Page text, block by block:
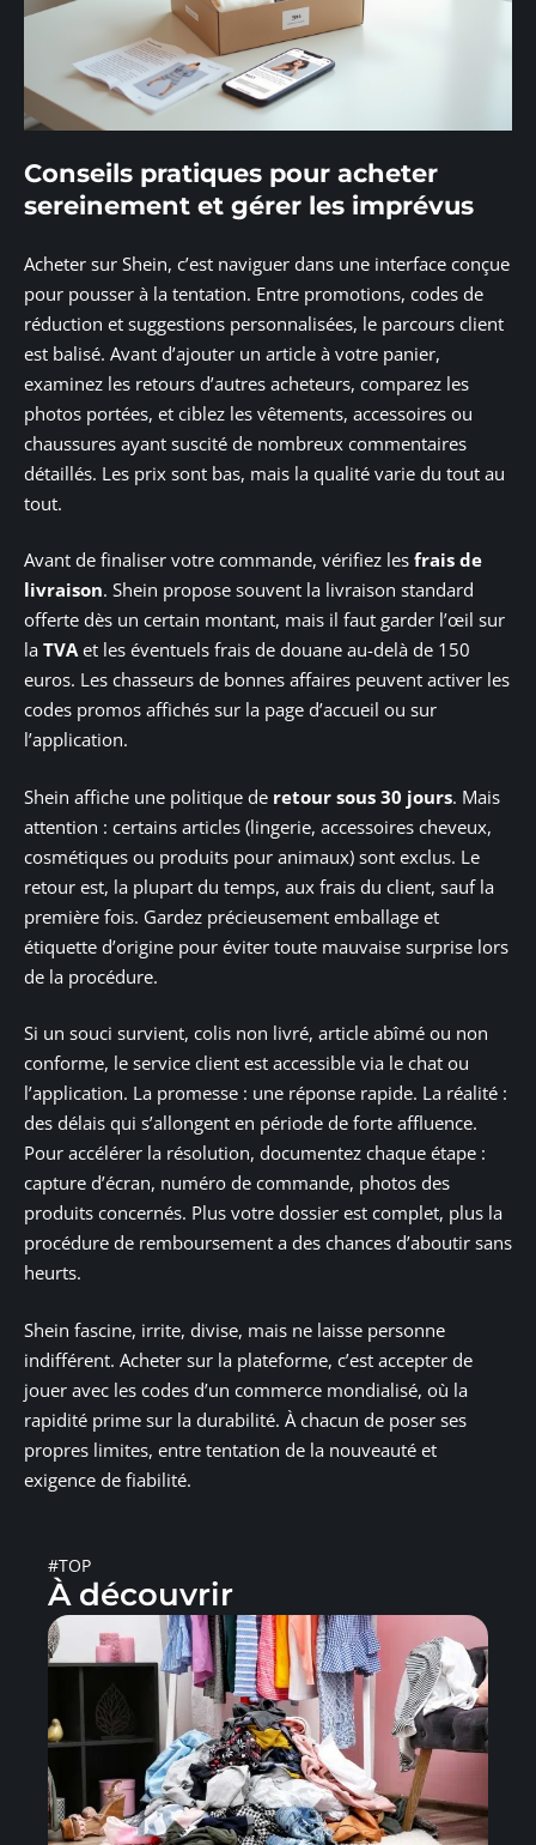
Conseils pratiques pour acheter
sereinement et gérer les imprévus
Acheter sur Shein, c’est naviguer dans une interface conçue
pour pousser à la tentation. Entre promotions, codes de
réduction et suggestions personnalisées, le parcours client
est balisé. Avant d’ajouter un article à votre panier,
examinez les retours d’autres acheteurs, comparez les
photos portées, et ciblez les vêtements, accessoires ou
chaussures ayant suscité de nombreux commentaires
détaillés. Les prix sont bas, mais la qualité varie du tout au
tout.
Avant de finaliser votre commande, vérifiez les frais de
livraison. Shein propose souvent la livraison standard
offerte dès un certain montant, mais il faut garder l’œil sur
la TVAet les éventuels frais de douane au-delà de 150
euros. Les chasseurs de bonnes affaires peuvent activer les
codes promos affichés sur la page d’accueil ou sur
l’application.
Shein affiche une politique de retour sous 30 jours. Mais
attention : certains articles (lingerie, accessoires cheveux,
cosmétiques ou produits pour animaux) sont exclus. Le
retour est, la plupart du temps, aux frais du client, sauf la
première fois. Gardez précieusement emballage et
étiquette d’origine pour éviter toute mauvaise surprise lors
de la procédure.
Si un souci survient, colis non livré, article abîmé ou non
conforme, le service client est accessible via le chat ou
l’application. La promesse : une réponse rapide. La réalité :
des délais qui s’allongent en période de forte affluence.
Pour accélérer la résolution, documentez chaque étape :
capture d’écran, numéro de commande, photos des
produits concernés. Plus votre dossier est complet, plus la
procédure de remboursement a des chances d’aboutir sans
heurts.
Shein fascine, irrite, divise, mais ne laisse personne
indifférent. Acheter sur la plateforme, c’est accepter de
jouer avec les codes d’un commerce mondialisé, où la
rapidité prime sur la durabilité. À chacun de poser ses
propres limites, entre tentation de la nouveauté et
exigence de fiabilité.
#TOP
À découvrir